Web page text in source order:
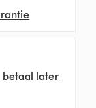
betaal later